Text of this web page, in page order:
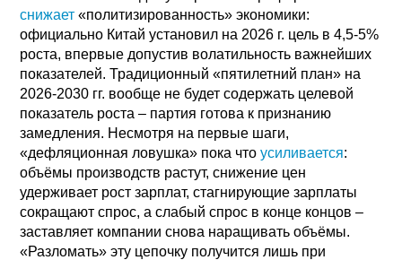
снижает «политизированность» экономики:
официально Китай установил на 2026 г. цель в 4,5-5%
роста, впервые допустив волатильность важнейших
показателей. Традиционный «пятилетний план» на
2026-2030 гг. вообще не будет содержать целевой
показатель роста – партия готова к признанию
замедления. Несмотря на первые шаги,
«дефляционная ловушка» пока чтоусиливается:
объёмы производств растут, снижение цен
удерживает рост зарплат, стагнирующие зарплаты
сокращают спрос, а слабый спрос в конце концов –
заставляет компании снова наращивать объёмы.
«Разломать» эту цепочку получится лишь при